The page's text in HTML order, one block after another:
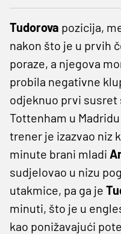
Tudorova pozicija,
nakon što je u prvih
poraze, a njegova
probila negativne
odjeknuo prvi
Tottenham u
trener je izazvao niz
minute brani mladi
sudjelovao u nizu
utakmice, pa ga je
minuti, što je u
kao ponižavajući